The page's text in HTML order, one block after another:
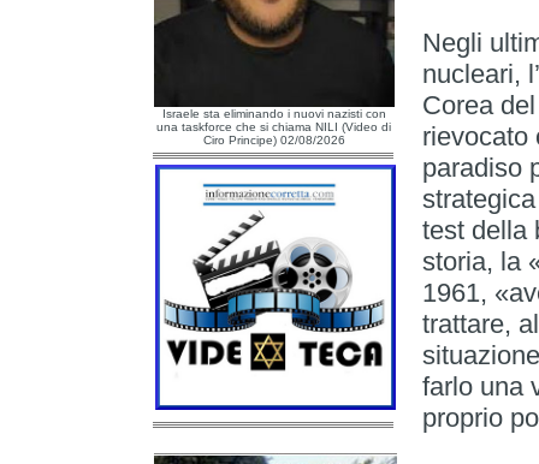
Israele sta eliminando i nuovi nazisti con
una taskforce che si chiama NILI (Video di
Ciro Principe) 02/08/2026
Negli
nucleari,
Corea
rievocato
paradiso
test della
storia, la
1961,
trattare,
farlo una
proprio